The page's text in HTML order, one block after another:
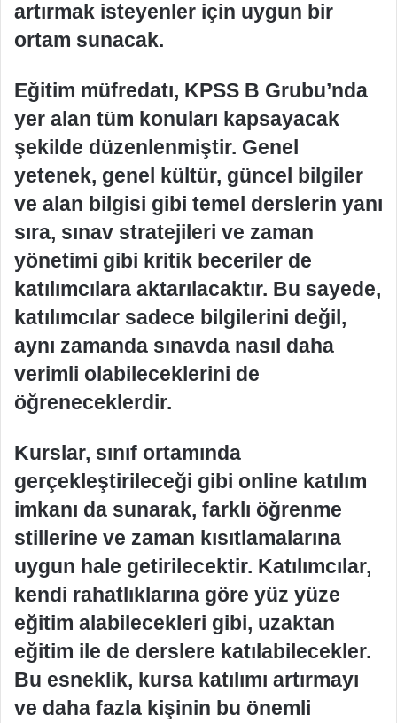
artırmak isteyenler için uygun bir
ortam sunacak.
Eğitim müfredatı, KPSS B Grubu’nda
yer alan tüm konuları kapsayacak
şekilde düzenlenmiştir. Genel
yetenek, genel kültür, güncel bilgiler
ve alan bilgisi gibi temel derslerin yanı
sıra, sınav stratejileri ve zaman
yönetimi gibi kritik beceriler de
katılımcılara aktarılacaktır. Bu sayede,
katılımcılar sadece bilgilerini değil,
aynı zamanda sınavda nasıl daha
verimli olabileceklerini de
öğreneceklerdir.
Kurslar, sınıf ortamında
gerçekleştirileceği gibi online katılım
imkanı da sunarak, farklı öğrenme
stillerine ve zaman kısıtlamalarına
uygun hale getirilecektir. Katılımcılar,
kendi rahatlıklarına göre yüz yüze
eğitim alabilecekleri gibi, uzaktan
eğitim ile de derslere katılabilecekler.
Bu esneklik, kursa katılımı artırmayı
ve daha fazla kişinin bu önemli